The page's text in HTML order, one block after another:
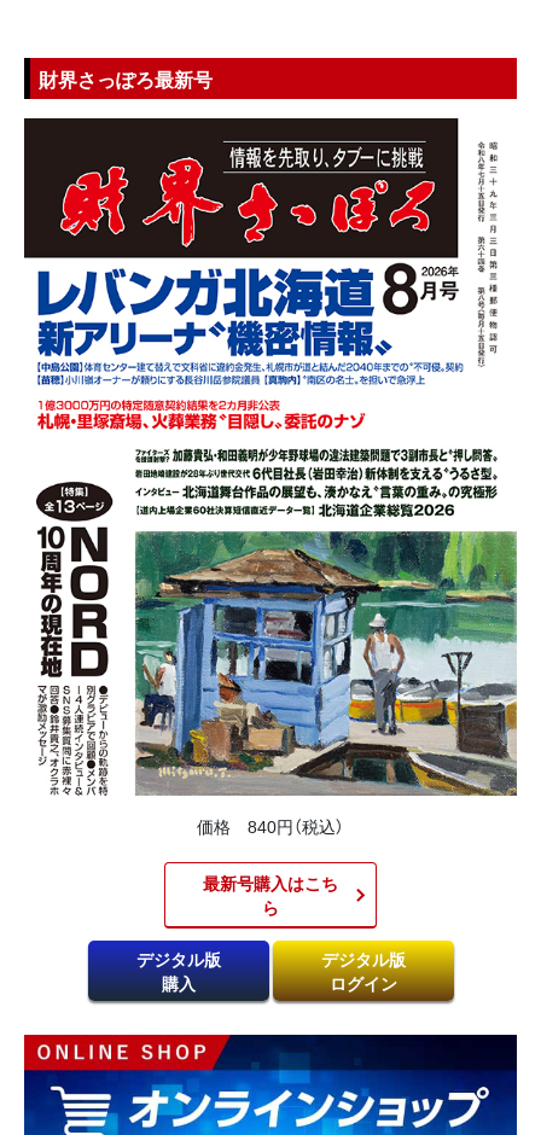
財界さっぽろ最新号
価格 840円（税込）
最新号購入はこち
ら​
デジタル版
購入
デジタル版
ログイン